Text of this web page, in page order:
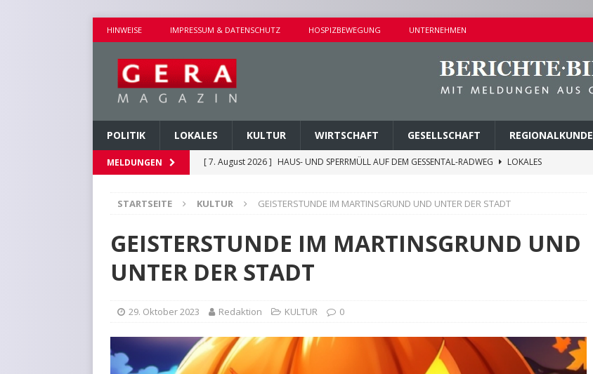
HINWEISE IMPRESSUM & DATENSCHUTZ HOSPIZBEWEGUNG UNTERNEHMEN
POLITIK LOKALES KULTUR WIRTSCHAFT GESELLSCHAFT REGIONALKUNDE
MELDUNGEN [ 7. August 2026 ] HAUS- UND SPERRMÜLL AUF DEM GESSENTAL-RADWEG
LOKALES
[ 7. August 2026 ] NEUE FAHRPREISE SEIT 1. AUGUST 2026
LOKALES
[ 7. August 2026 ]
KEINE WEITEREN DETAILS BEKANNT
VERMISCHTES
STARTSEITE KULTUR GEISTERSTUNDE IM MARTINSGRUND UND UNTER DER STADT
GEISTERSTUNDE IM MARTINSGRUND UND
UNTER DER STADT
29. Oktober 2023 Redaktion KULTUR 0